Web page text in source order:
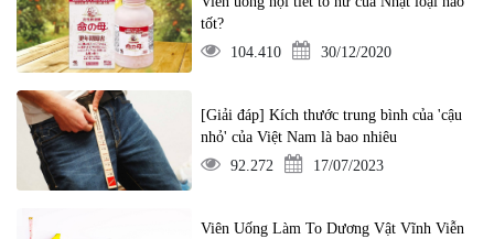
tốt?
104.410
30/12/2020
[Giải đáp] Kích thước trung bình của 'cậu
nhỏ' của Việt Nam là bao nhiêu
92.272
17/07/2023
Viên Uống Làm To Dương Vật Vĩnh Viễn